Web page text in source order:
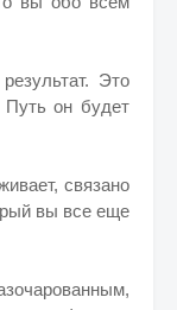
Это
он будет
связано
вы все еще